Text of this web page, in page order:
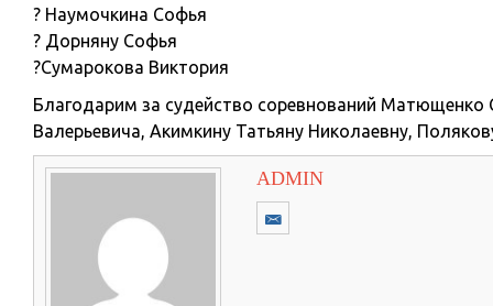
? Наумочкина Софья
? Дорняну Софья
?Сумарокова Виктория
Благодарим за судейство соревнований Матющенко
Валерьевича, Акимкину Татьяну Николаевну,
ADMIN